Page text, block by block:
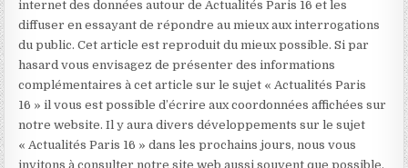
internet des données autour de Actualités Paris 16 et les
diffuser en essayant de répondre au mieux aux interrogations
du public. Cet article est reproduit du mieux possible. Si par
hasard vous envisagez de présenter des informations
complémentaires à cet article sur le sujet « Actualités Paris
16 » il vous est possible d’écrire aux coordonnées affichées sur
notre website. Il y aura divers développements sur le sujet
« Actualités Paris 16 » dans les prochains jours, nous vous
invitons à consulter notre site web aussi souvent que possible.